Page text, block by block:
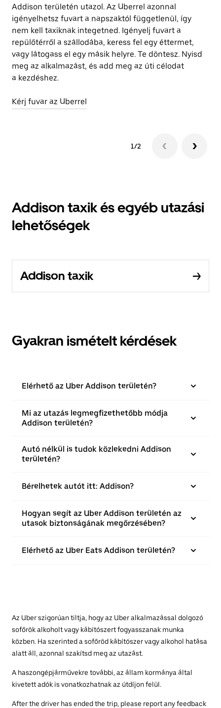
Addison területén utazol. Az Uberrel azonnal
igényelhetsz fuvart a napszaktól függetlenül, így
nem kell taxiknak integetned. Igényelj fuvart a
repülőtérről a szállodába, keress fel egy éttermet,
vagy látogass el egy másik helyre. Te döntesz. Nyisd
meg az alkalmazást, és add meg az úti célodat
a kezdéshez.
Kérj fuvar az Uberrel
1/2
Addison taxik és egyéb utazási
lehetőségek
Addison taxik
Gyakran ismételt kérdések
Elérhető az Uber Addison területén?
Mi az utazás legmegfizethetőbb módja
Addison területén?
Autó nélkül is tudok közlekedni Addison
területén?
Bérelhetek autót itt: Addison?
Hogyan segít az Uber Addison területén az
utasok biztonságának megőrzésében?
Elérhető az Uber Eats Addison területén?
Az Uber szigorúan tiltja, hogy az Uber alkalmazással dolgozó
sofőrök alkoholt vagy kábítószert fogyasszanak munka
közben. Ha szerinted a sofőröd kábítószer vagy alkohol hatása
alatt áll, azonnal szakítsd meg az utazást.
A haszongépjárművekre további, az állam kormánya által
kivetett adók is vonatkozhatnak az útdíjon felül.
After the driver has ended the trip, please report any feedback